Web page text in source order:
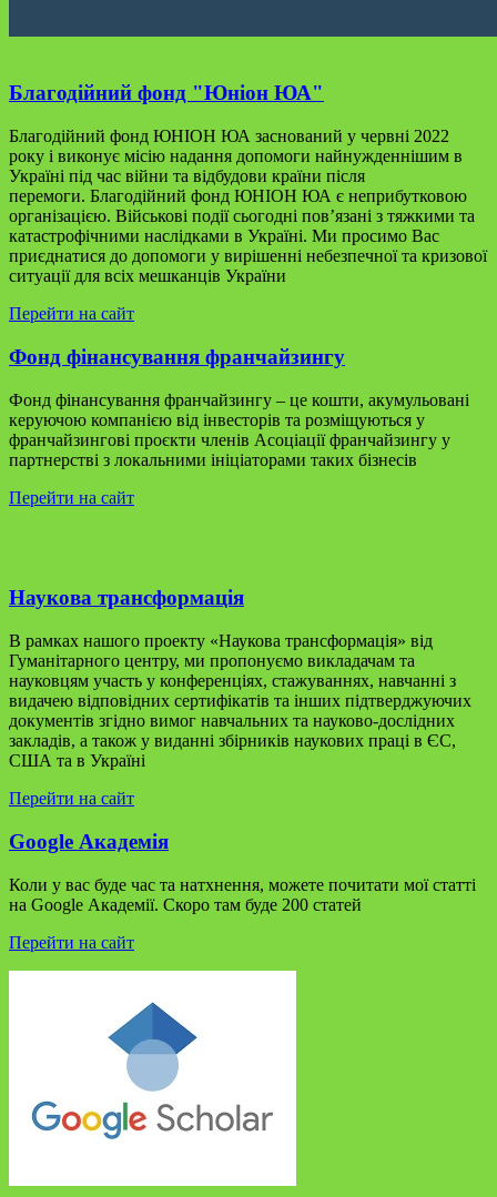
Благодійний фонд "Юніон ЮА"
Благодійний фонд ЮНІОН ЮА заснований у червні 2022
року і виконує місію надання допомоги найнужденнішим в
Україні під час війни та відбудови країни після
перемоги. Благодійний фонд ЮНІОН ЮА є неприбутковою
організацією. Військові події сьогодні пов’язані з тяжкими та
катастрофічними наслідками в Україні. Ми просимо Вас
приєднатися до допомоги у вирішенні небезпечної та кризової
ситуації для всіх мешканців України
Перейти на сайт
Фонд фінансування франчайзингу
Фонд фінансування франчайзингу – це кошти, акумульовані
керуючою компанією від інвесторів та розміщуються у
франчайзингові проєкти членів Асоціації франчайзингу у
партнерстві з локальними ініціаторами таких бізнесів
Перейти на сайт
Наукова трансформація
В рамках нашого проекту «Наукова трансформація» від
Гуманітарного центру, ми пропонуємо викладачам та
науковцям участь у конференціях, стажуваннях, навчанні з
видачею відповідних сертифікатів та інших підтверджуючих
документів згідно вимог навчальних та науково-дослідних
закладів, а також у виданні збірників наукових праці в ЄС,
США та в Україні
Перейти на сайт
Google Академія
Коли у вас буде час та натхнення, можете почитати мої статті
на Google Академії. Скоро там буде 200 статей
Перейти на сайт